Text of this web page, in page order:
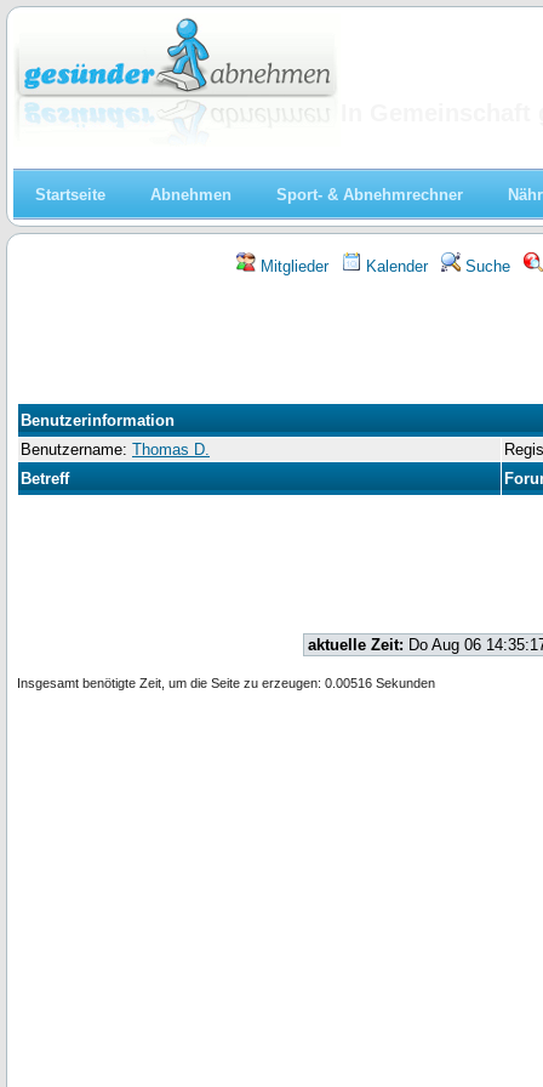
Startseite Abnehmen Sport- & Abnehmrechner
Mitglieder Kalender Suche
Benutzerinformation
Benutzername: Thomas D.
Betreff
aktuelle Zeit: Do Aug 06
Insgesamt benötigte Zeit, um die Seite zu erzeugen: 0.00516 Sekunden